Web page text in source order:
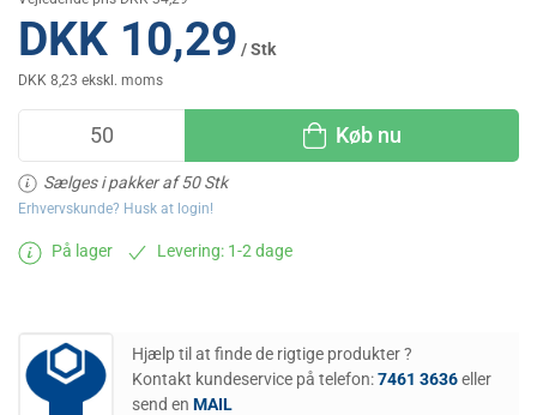
DKK 10,29 / Stk
DKK 8,23 ekskl. moms
Køb nu
Sælges i pakker af 50 Stk
Erhvervskunde? Husk at login!
På lager Levering: 1-2 dage
Hjælp til at finde de rigtige produkter ?
Kontakt kundeservice på telefon:7461 3636eller
send en MAIL